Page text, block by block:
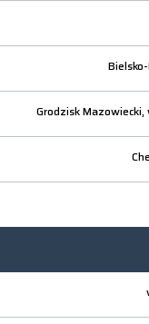
Bielsko-
Grodzisk Mazowiecki,